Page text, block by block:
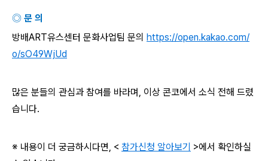
◎ 문 의
방배ART유스센터 문화사업팀 문의 https://open.kakao.com/
o/sO49WjUd
많은 분들의 관심과 참여를 바라며, 이상 콘코에서 소식 전해 드렸
습니다.
※ 내용이 더 궁금하시다면, < 참가신청 알아보기 >에서 확인하실